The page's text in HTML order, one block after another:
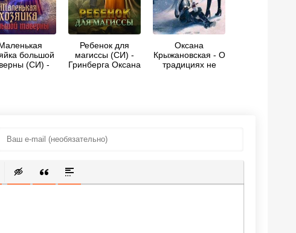
большой
(СИ) -
Ребенок для
магиссы (СИ) -
Гринберга Оксана
Оксана
Крыжановская - О
традициях не
ЗАЩИЩЕННУЮ ССЫЛКУ
СМАЙЛИК
ВСТАВКА СКРЫТОГО ТЕКСТА
ВСТАВКА ЦИТАТЫ
ВСТАВКА СПОЙЛЕРА